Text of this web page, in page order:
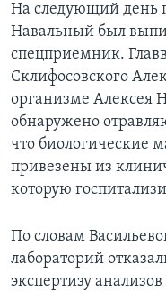
На следующий день
Навальный был
спецприемник.
Склифосовского
организме Алексея
обнаружено
что биологические
привезены из
которую
По словам
лабораторий
экспертизу